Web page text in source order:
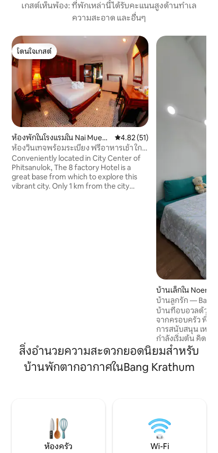
เกสต์เห็นพ้อง: ที่พักเหล่านี้ได้รับคะแนนสูงด้านทำเล
ความสะอาด และอื่นๆ
โดนใจเกสต์
โดนใจเกสต์
ห้องพักในโรงแรมใน Nai Muean
g
คะแนนเฉลี่ย 4.82 จาก 5, 51 รีวิว
4.82 (51)
ห้องวินเทจพร้อมระเบียง ฟรีอาหารเช้า ใกล้
โลตัส
Conveniently located in City Center of
Phitsanulok, The 8 factory Hotel is a
great base from which to explore this
vibrant city. Only 1 km from the city
บ้านเล็กใน Noen
บ้านลูกรัก — Ban
บ้านที่อบอวลด้วยค
จากครอบครัว พื้นที่แห่งความเข้าใจ และ
การสนับสนุน เหม
กำลังเริ่มต้น คิดค้น ลองทำ
นอนโปร่งสว่าง นอนหลั
ทางเข้า เชื่อมต่อ
กิจกรรม ห้องอเนก
ดาว ความเงียบ คว
สิ่งอำนวยความสะดวกยอดนิยมสำหรับ
บ้านพักตากอากาศในBang Krathum
ห้องครัว Wi-Fi